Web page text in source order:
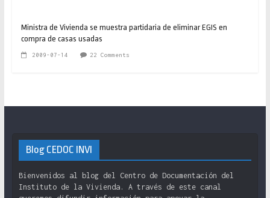
Ministra de Vivienda se muestra partidaria de eliminar EGIS en
compra de casas usadas
2009-07-14 22 Comments
Blog CEDOC INVI
Bienvenidos al blog del Centro de Documentación del
Instituto de la Vivienda. A través de este canal